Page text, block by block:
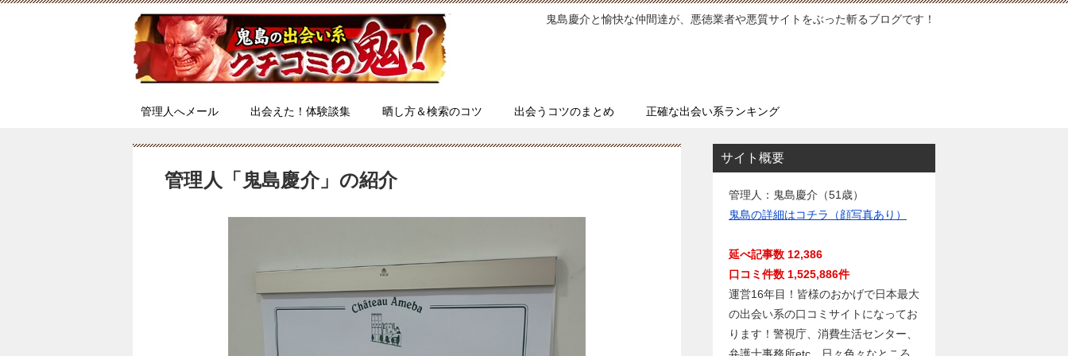
鬼島慶介と愉快な仲間達が、悪徳業者や悪質サイトをぶった斬るブログです！
管理人へメール 出会えた！体験談集 晒し方＆検索のコツ 出会うコツのまとめ 正確な出会い系ランキング
管理人「鬼島慶介」の紹介
サイト概要
管理人：鬼島慶介（51歳）
鬼島の詳細はコチラ（顔写真あり）
延べ記事数 12,386
口コミ件数 1,525,886件
運営16年目！皆様のおかげで日本最大
の出会い系の口コミサイトになってお
ります！警視庁、消費生活センター、